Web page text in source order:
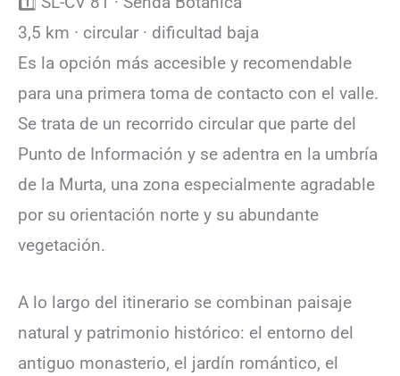
3,5 km · circular · dificultad baja
Es la opción más accesible y recomendable
para una primera toma de contacto con el valle.
Se trata de un recorrido circular que parte del
Punto de Información y se adentra en la umbría
de la Murta, una zona especialmente agradable
por su orientación norte y su abundante
vegetación.
A lo largo del itinerario se combinan paisaje
natural y patrimonio histórico: el entorno del
antiguo monasterio, el jardín romántico, el